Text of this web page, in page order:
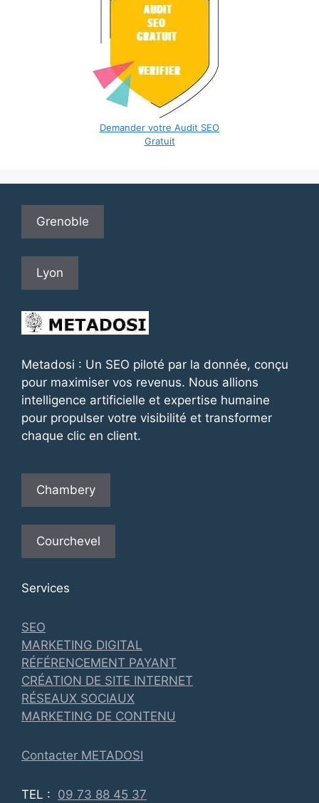
Demander votre Audit SEO
Gratuit
Grenoble
Lyon
Metadosi : Un SEO piloté par la donnée, conçu
pour maximiser vos revenus. Nous allions
intelligence artificielle et expertise humaine
pour propulser votre visibilité et transformer
chaque clic en client.
Chambery
Courchevel
Services
SEO
MARKETING DIGITAL
RÉFÉRENCEMENT PAYANT
CRÉATION DE SITE INTERNET
RÉSEAUX SOCIAUX
MARKETING DE CONTENU
Contacter METADOSI
TEL : 09 73 88 45 37